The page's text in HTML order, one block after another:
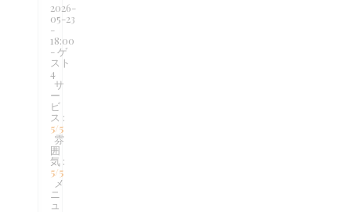
2026-
05-23
-
18:00
- ゲ
スト
4
サ
ー
ビ
ス :
5/5
雰
囲
気 :
5/5
メ
ニ
ュ